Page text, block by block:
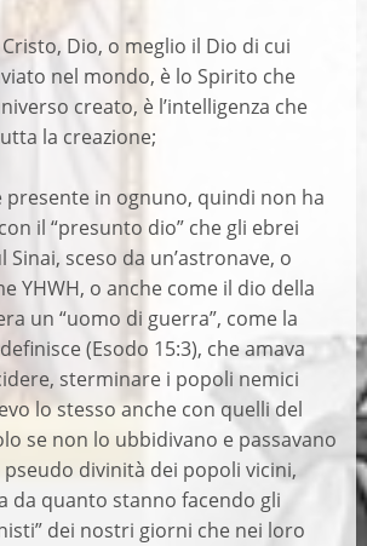
Dio, o meglio il Dio di cui
nel mondo, è lo Spirito che
creato, è l’intelligenza che
la creazione;
presente in ognuno, quindi non ha
il “presunto dio” che gli ebrei
sceso da un’astronave, o
YHWH, o anche come il dio della
un “uomo di guerra”, come la
(Esodo 15:3), che amava
sterminare i popoli nemici
lo stesso anche con quelli del
se non lo ubbidivano e passavano
divinità dei popoli vicini,
da quanto stanno facendo gli
dei nostri giorni che nei loro